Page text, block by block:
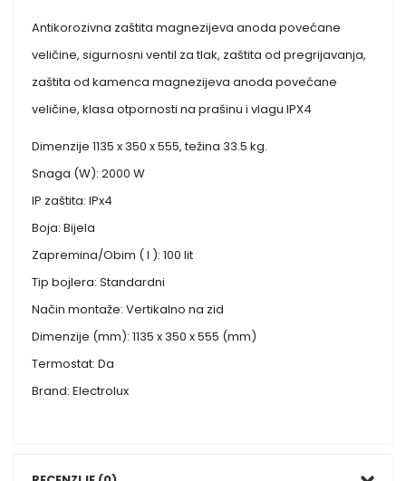
Antikorozivna zaštita magnezijeva anoda povećane
veličine, sigurnosni ventil za tlak, zaštita od pregrijavanja,
zaštita od kamenca magnezijeva anoda povećane
veličine, klasa otpornosti na prašinu i vlagu IPX4
Dimenzije 1135 x 350 x 555, težina 33.5 kg.
Snaga (W): 2000 W
IP zaštita: IPx4
Boja: Bijela
Zapremina/Obim ( l ): 100 lit
Tip bojlera: Standardni
Način montaže: Vertikalno na zid
Dimenzije (mm): 1135 x 350 x 555 (mm)
Termostat: Da
Brand: Electrolux